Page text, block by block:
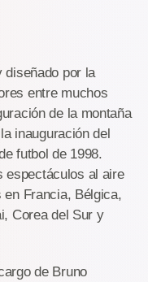
diseñado por la
entre muchos
de la montaña
inauguración del
futbol de 1998.
espectáculos al aire
en Francia, Bélgica,
Corea del Sur y
de Bruno